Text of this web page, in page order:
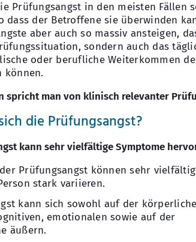
Prüfungsangst in den meisten Fällen
dass der Betroffene sie überwinden
aber auch so massiv ansteigen,
sondern auch das
oder berufliche Weiterkommen
können.
spricht man von klinisch relevanter
die Prüfungsangst?
kann sehr vielfältige Symptome
Prüfungsangst können sehr
stark variieren.
kann sich sowohl auf der
emotionalen sowie auf der
äußern.